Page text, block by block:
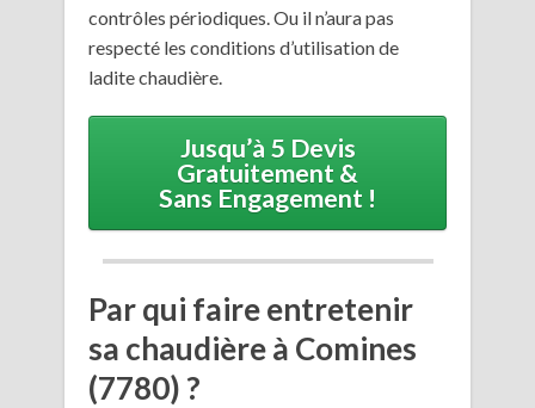
contrôles périodiques. Ou il n’aura pas
respecté les conditions d’utilisation de
ladite chaudière.
Jusqu’à 5 Devis
Gratuitement &
Sans Engagement !
Par qui faire entretenir
sa chaudière à Comines
(7780) ?